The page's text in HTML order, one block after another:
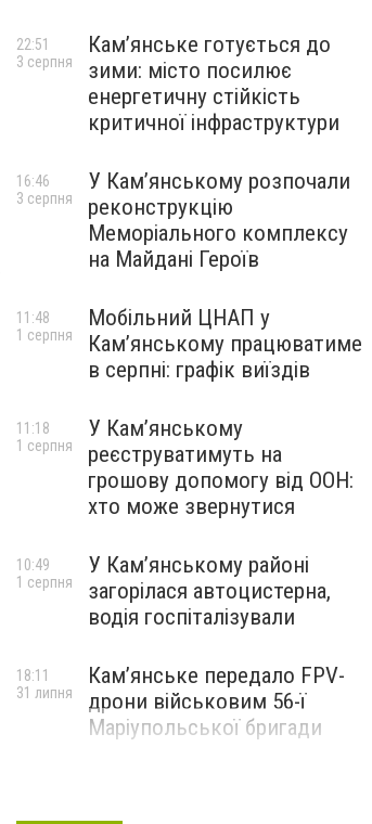
Кам’янське готується до
зими: місто посилює
енергетичну стійкість
критичної інфраструктури
22:51
3 серпня
У Кам’янському розпочали
реконструкцію
Меморіального комплексу
на Майдані Героїв
16:46
3 серпня
Мобільний ЦНАП у
Кам’янському працюватиме
в серпні: графік виїздів
11:48
1 серпня
У Кам’янському
реєструватимуть на
грошову допомогу від ООН:
хто може звернутися
11:18
1 серпня
У Кам’янському районі
загорілася автоцистерна,
водія госпіталізували
10:49
1 серпня
Кам’янське передало FPV-
дрони військовим 56-ї
Маріупольської бригади
18:11
31 липня